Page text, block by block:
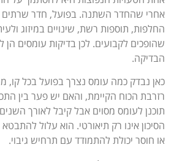
אחרי שהחדר השתנה. בפועל, חדר שרתים
החלפות, תוספות רשת, שינויים במיזוג
שהופכים לקבועים. לכן בדיקות עומסים
הבדיקה.
כאן נבדק כמה עומס נצרך בפועל בכל קו,
רזרבת הכוח הקיימת, והאם יש פער בין
תוכנן לעומס מסוים אבל קיבל לאורך
הסיכון אינו רק תיאורטי. הוא עלול להתבטא
או חוסר יכולת להתמודד עם תרחיש גיבוי.